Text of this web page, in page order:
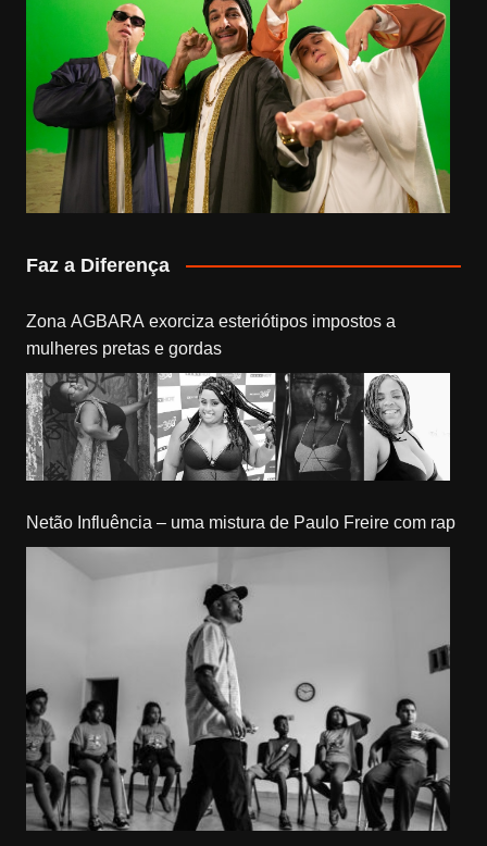
Faz a Diferença
Zona AGBARA exorciza esteriótipos impostos a
mulheres pretas e gordas
Netão Influência – uma mistura de Paulo Freire com rap